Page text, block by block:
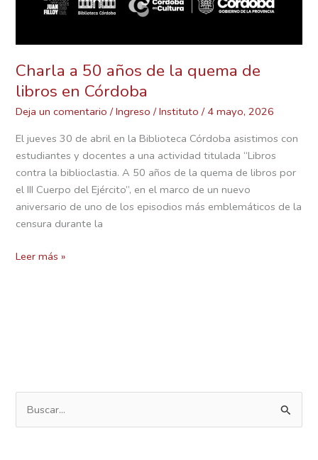
Charla a 50 años de la quema de
libros en Córdoba
Deja un comentario /Ingreso /Instituto/ 4 mayo, 2026
El jueves 30 de abril en la Biblioteca Córdoba asistimos con
estudiantes y docentes a una actividad titulada “Libros
contra la biblioclastia. A 50 años de la quema de libros por
el III Cuerpo del Ejército”, en el marco de un nuevo
aniversario de uno de los episodios más emblemáticos de la
censura durante la
Leer más »